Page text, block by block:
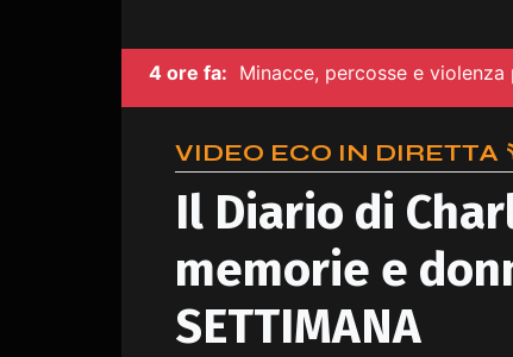
4 ore fa: Minacce, percosse e
VIDEO ECO IN DIRETTA
Il Diario di
memorie e
SETTIMANA